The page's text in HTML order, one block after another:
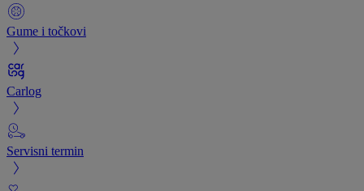
Gume i točkovi
Carlog
Servisni termin